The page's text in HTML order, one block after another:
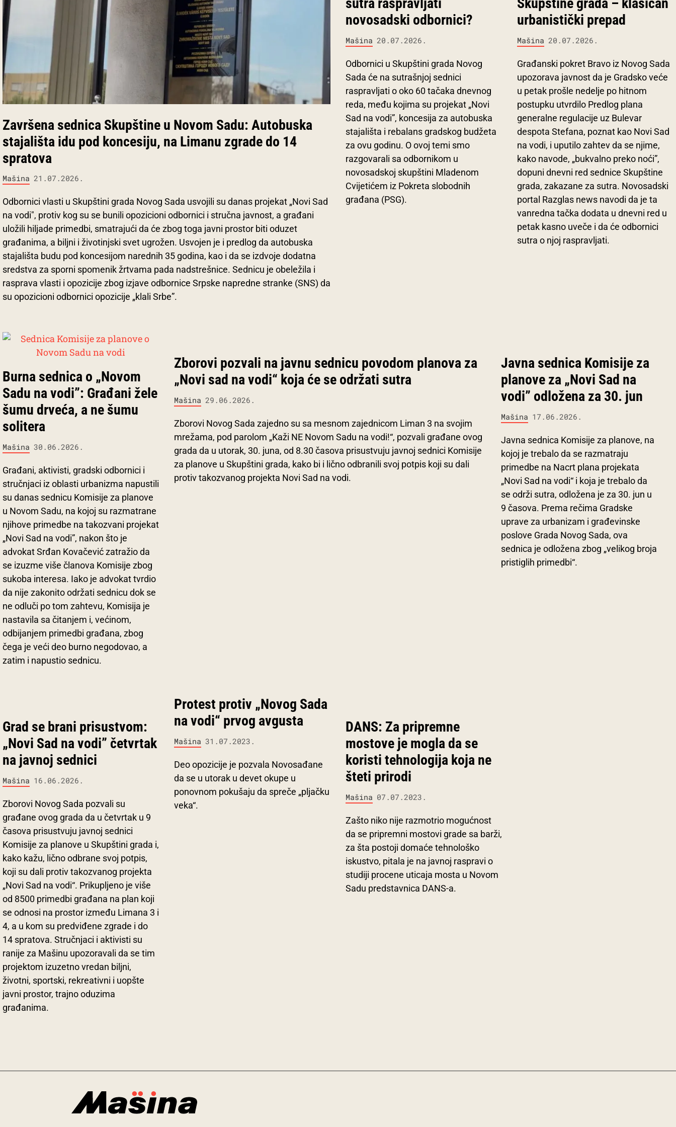
Završena sednica Skupštine u Novom Sadu: Autobuska
stajališta idu pod koncesiju, na Limanu zgrade do 14
spratova
Mašina 21.07.2026.
Odbornici vlasti u Skupštini grada Novog Sada usvojili su danas projekat „Novi Sad
na vodi", protiv kog su se bunili opozicioni odbornici i stručna javnost, a građani
uložili hiljade primedbi, smatrajući da će zbog toga javni prostor biti oduzet
građanima, a biljni i životinjski svet ugrožen. Usvojen je i predlog da autobuska
stajališta budu pod koncesijom narednih 35 godina, kao i da se izdvoje dodatna
sredstva za sporni spomenik žrtvama pada nadstrešnice. Sednicu je obeležila i
rasprava vlasti i opozicije zbog izjave odbornice Srpske napredne stranke (SNS) da
su opozicioni odbornici opozicije „klali Srbe”.
novosadski odbornici?
Mašina 20.07.2026.
Odbornici u Skupštini grada Novog
Sada će na sutrašnjoj sednici
raspravljati o oko 60 tačaka dnevnog
reda, među kojima su projekat „Novi
Sad na vodi”, koncesija za autobuska
stajališta i rebalans gradskog budžeta
za ovu godinu. O ovoj temi smo
razgovarali sa odbornikom u
novosadskoj skupštini Mladenom
Cvijetićem iz Pokreta slobodnih
građana (PSG).
urbanistički prepad
Mašina 20.07.2026.
Građanski pokret Bravo iz Novog Sada
upozorava javnost da je Gradsko veće
u petak prošle nedelje po hitnom
postupku utvrdilo Predlog plana
generalne regulacije uz Bulevar
despota Stefana, poznat kao Novi Sad
na vodi, i uputilo zahtev da se njime,
kako navode, „bukvalno preko noći”,
dopuni dnevni red sednice Skupštine
grada, zakazane za sutra. Novosadski
portal Razglas news navodi da je ta
vanredna tačka dodata u dnevni red u
petak kasno uveče i da će odbornici
sutra o njoj raspravljati.
Burna sednica o „Novom
Sadu na vodi”: Građani žele
šumu drveća, a ne šumu
solitera
Mašina 30.06.2026.
Građani, aktivisti, gradski odbornici i
stručnjaci iz oblasti urbanizma napustili
su danas sednicu Komisije za planove
u Novom Sadu, na kojoj su razmatrane
njihove primedbe na takozvani projekat
„Novi Sad na vodi”, nakon što je
advokat Srđan Kovačević zatražio da
se izuzme više članova Komisije zbog
sukoba interesa. Iako je advokat tvrdio
da nije zakonito održati sednicu dok se
ne odluči po tom zahtevu, Komisija je
nastavila sa čitanjem i, većinom,
odbijanjem primedbi građana, zbog
čega je veći deo burno negodovao, a
zatim i napustio sednicu.
Zborovi pozvali na javnu sednicu povodom planova za
„Novi sad na vodi“ koja će se održati sutra
Mašina 29.06.2026.
Zborovi Novog Sada zajedno su sa mesnom zajednicom Liman 3 na svojim
mrežama, pod parolom „Kaži NE Novom Sadu na vodi!“, pozvali građane ovog
grada da u utorak, 30. juna, od 8.30 časova prisustvuju javnoj sednici Komisije
za planove u Skupštini grada, kako bi i lično odbranili svoj potpis koji su dali
protiv takozvanog projekta Novi Sad na vodi.
Javna sednica Komisije za
planove za „Novi Sad na
vodi” odložena za 30. jun
Mašina 17.06.2026.
Javna sednica Komisije za planove, na
kojoj je trebalo da se razmatraju
primedbe na Nacrt plana projekata
„Novi Sad na vodi“ i koja je trebalo da
se održi sutra, odložena je za 30. jun u
9 časova. Prema rečima Gradske
uprave za urbanizam i građevinske
poslove Grada Novog Sada, ova
sednica je odložena zbog „velikog broja
pristiglih primedbi“.
Grad se brani prisustvom:
„Novi Sad na vodi” četvrtak
na javnoj sednici
Mašina 16.06.2026.
Zborovi Novog Sada pozvali su
građane ovog grada da u četvrtak u 9
časova prisustvuju javnoj sednici
Komisije za planove u Skupštini grada i,
kako kažu, lično odbrane svoj potpis,
koji su dali protiv takozvanog projekta
„Novi Sad na vodi“. Prikupljeno je više
od 8500 primedbi građana na plan koji
se odnosi na prostor između Limana 3 i
4, a u kom su predviđene zgrade i do
14 spratova. Stručnjaci i aktivisti su
ranije za Mašinu upozoravali da se tim
projektom izuzetno vredan biljni,
životni, sportski, rekreativni i uopšte
javni prostor, trajno oduzima
građanima.
Protest protiv „Novog Sada
na vodi“ prvog avgusta
Mašina 31.07.2023.
Deo opozicije je pozvala Novosađane
da se u utorak u devet okupe u
ponovnom pokušaju da spreče „pljačku
veka“.
DANS: Za pripremne
mostove je mogla da se
koristi tehnologija koja ne
šteti prirodi
Mašina 07.07.2023.
Zašto niko nije razmotrio mogućnost
da se pripremni mostovi grade sa barži,
za šta postoji domaće tehnološko
iskustvo, pitala je na javnoj raspravi o
studiji procene uticaja mosta u Novom
Sadu predstavnica DANS-a.